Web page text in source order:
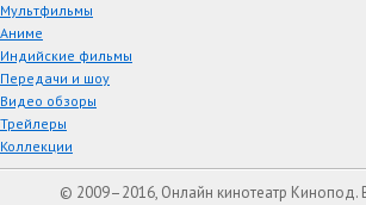
Мультфильмы
Аниме
Индийские фильмы
Передачи и шоу
Видео обзоры
Трейлеры
Коллекции
© 2009–2016, Онлайн кинотеатр